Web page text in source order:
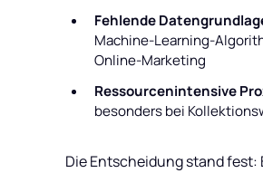
Fehlende
Machine-Learning-
Online-Marketing
Ressourcenintensive
besonders bei
Die Entscheidung stand fest: